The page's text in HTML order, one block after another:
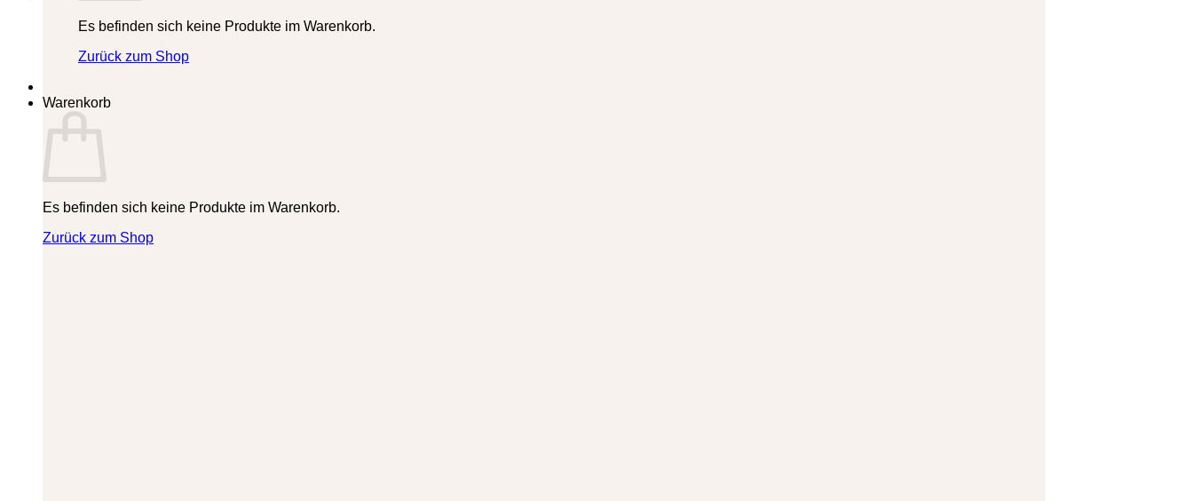
Es befinden sich keine Produkte im Warenkorb.
Zurück zum Shop
Warenkorb
Es befinden sich keine Produkte im Warenkorb.
Zurück zum Shop